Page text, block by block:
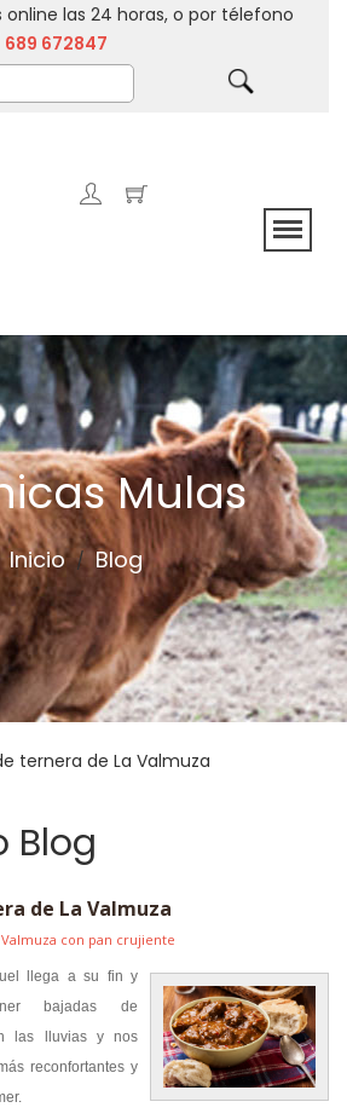
online las 24 horas, o por télefono
689 672847
Mulas
Inicio / Blog
ternera de La Valmuza
Blog
de La Valmuza
con pan crujiente
llega a su fin y
bajadas de
las lluvias y nos
reconfortantes y